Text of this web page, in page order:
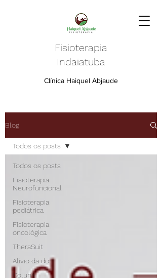
Fisioterapia
Indaiatuba
Clínica Haiquel Abjaude
Blog
Todos os posts
Fisioterapia
Neurofuncional
Fisioterapia
pediátrica
Fisioterapia
oncológica
TheraSuit
Alívio da dor
Coluna
Todos os posts